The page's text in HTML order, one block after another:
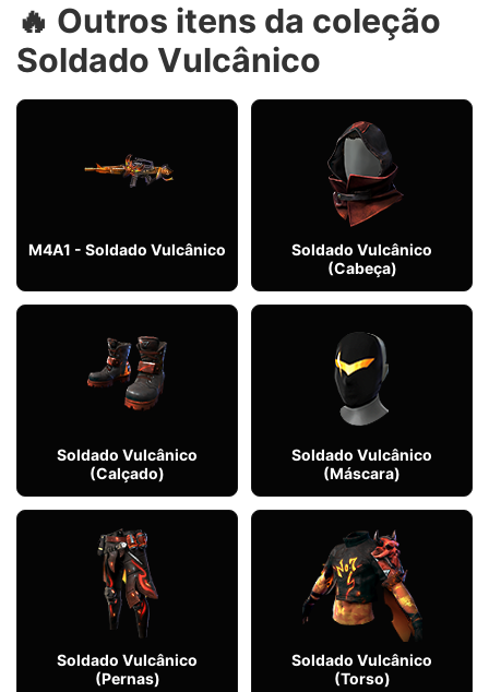
🔥 Outros itens da coleção
Soldado Vulcânico
M4A1 - Soldado Vulcânico
Soldado Vulcânico
(Cabeça)
Soldado Vulcânico
(Calçado)
Soldado Vulcânico
(Máscara)
Soldado Vulcânico
(Pernas)
Soldado Vulcânico
(Torso)